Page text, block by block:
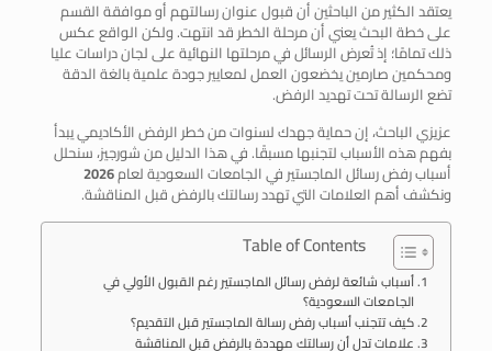
يعتقد الكثير من الباحثين أن قبول عنوان رسالتهم أو موافقة القسم
على خطة البحث يعني أن مرحلة الخطر قد انتهت. ولكن الواقع عكس
ذلك تمامًا؛ إذ تُعرض الرسائل في مرحلتها النهائية على لجان دراسات عليا
ومحكمين صارمين يخضعون العمل لمعايير جودة علمية بالغة الدقة
تضع الرسالة تحت تهديد الرفض.
عزيزي الباحث، إن حماية جهدك لسنوات من خطر الرفض الأكاديمي يبدأ
بفهم هذه الأسباب لتجنبها مسبقًا. في هذا الدليل من شورجيز، سنحلل
أسباب رفض رسائل الماجستير في الجامعات السعودية لعام2026
ونكشف أهم العلامات التي تهدد رسالتك بالرفض قبل المناقشة.
Table of Contents
أسباب شائعة لرفض رسائل الماجستير رغم القبول الأولي في
الجامعات السعودية؟
كيف تتجنب أسباب رفض رسالة الماجستير قبل التقديم؟
علامات تدل أن رسالتك مهددة بالرفض قبل المناقشة